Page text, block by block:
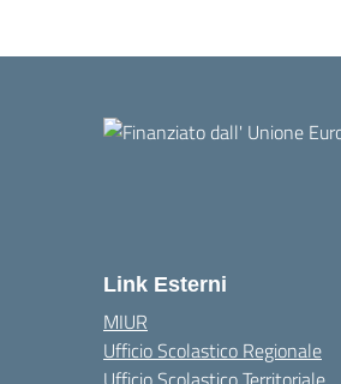
Link Esterni
MIUR
Ufficio Scolastico Regionale